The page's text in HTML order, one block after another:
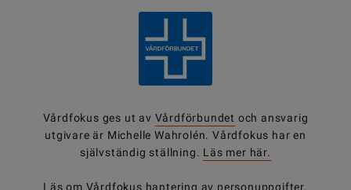
Vårdfokus ges ut av Vårdförbundet och ansvarig
utgivare är Michelle Wahrolén. Vårdfokus har en
självständig ställning. Läs mer här.
Läs om Vårdfokus hantering av personuppgifter.